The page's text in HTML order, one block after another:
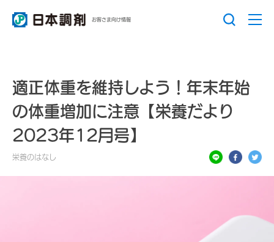
お客さま向け情報
適正体重を維持しよう！年末年始
の体重増加に注意【栄養だより
2023年12月号】
栄養のはなし